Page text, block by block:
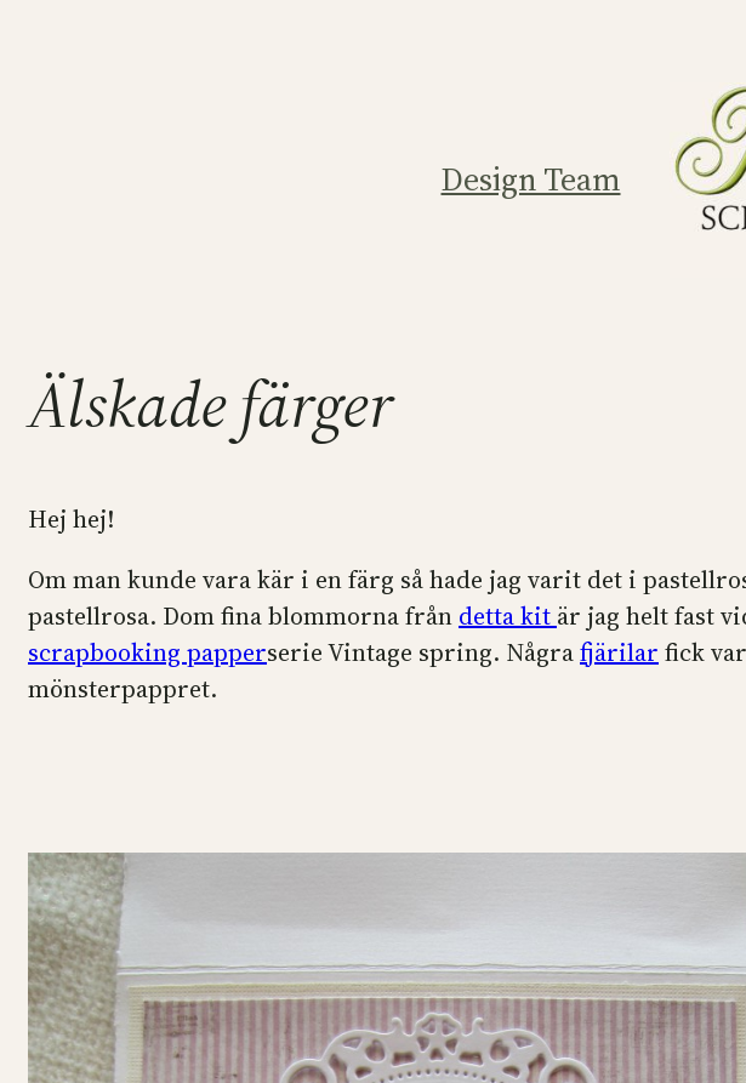
Design Team
Älskade färger
Hej hej!
Om man kunde vara kär i en färg så hade jag varit det i
pastellrosa. Dom fina blommorna från detta kit är jag helt fast
scrapbooking papperserie Vintage spring. Någrafjärilar fick
mönsterpappret.